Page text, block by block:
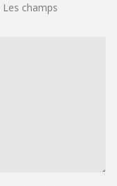
Les champs